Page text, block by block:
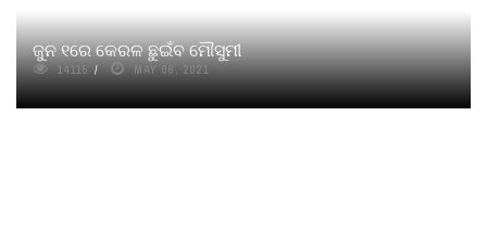
ଜୁନ ୧ରେ କେରଳ ଛୁଇଁବ ମୌସୁମୀ
14115 MAY 06, 2021